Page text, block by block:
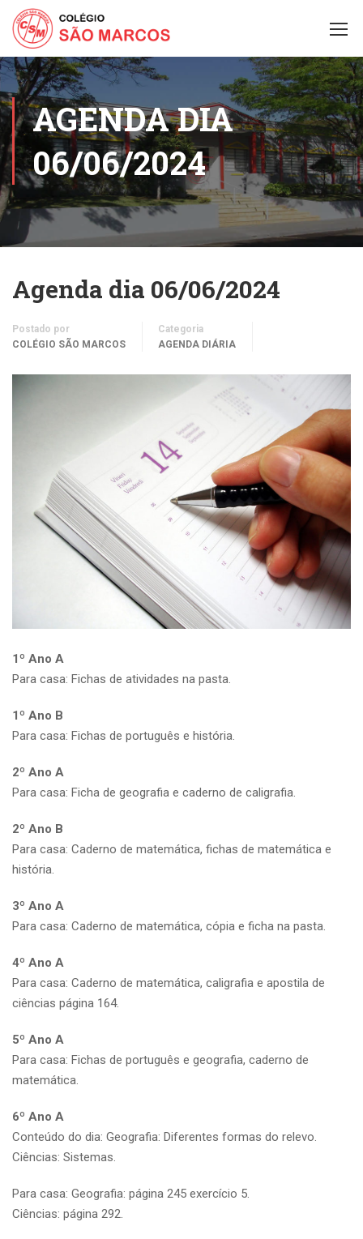
AGENDA DIA
06/06/2024
Agenda dia 06/06/2024
Postado por
COLÉGIO SÃO MARCOS
Categoria
AGENDA DIÁRIA
1º Ano A
Para casa: Fichas de atividades na pasta.
1º Ano B
Para casa: Fichas de português e história.
2º Ano A
Para casa: Ficha de geografia e caderno de caligrafia.
2º Ano B
Para casa: Caderno de matemática, fichas de matemática e
história.
3º Ano A
Para casa: Caderno de matemática, cópia e ficha na pasta.
4º Ano A
Para casa: Caderno de matemática, caligrafia e apostila de
ciências página 164.
5º Ano A
Para casa: Fichas de português e geografia, caderno de
matemática.
6º Ano A
Conteúdo do dia: Geografia: Diferentes formas do relevo.
Ciências: Sistemas.
Para casa: Geografia: página 245 exercício 5.
Ciências: página 292.